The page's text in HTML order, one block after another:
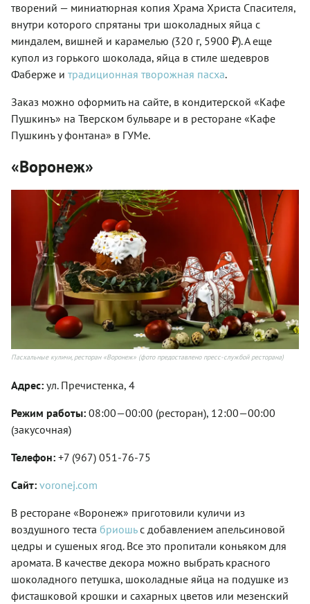
творений — миниатюрная копия Храма Христа Спасителя,
внутри которого спрятаны три шоколадных яйца с
миндалем, вишней и карамелью (320 г, 5900 ₽). А еще
купол из горького шоколада, яйца в стиле шедевров
Фаберже и традиционная творожная пасха.
Заказ можно оформить на сайте, в кондитерской «Кафе
Пушкинъ» на Тверском бульваре и в ресторане «Кафе
Пушкинъ у фонтана» в ГУМе.
«Воронеж»
Пасхальные куличи, ресторан «Воронеж» (фото предоставлено пресс-службой ресторана)
Адрес: ул. Пречистенка, 4
Режим работы: 08:00—00:00 (ресторан), 12:00—00:00
(закусочная)
Телефон: +7 (967) 051-76-75
Сайт: voronej.com
В ресторане «Воронеж» приготовили куличи из
воздушного теста бриошьс добавлением апельсиновой
цедры и сушеных ягод. Все это пропитали коньяком для
аромата. В качестве декора можно выбрать красного
шоколадного петушка, шоколадные яйца на подушке из
фисташковой крошки и сахарных цветов или мезенский